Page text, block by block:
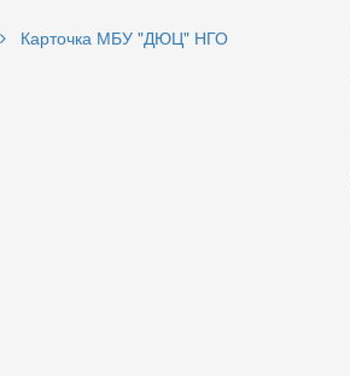
Карточка МБУ "ДЮЦ" НГО